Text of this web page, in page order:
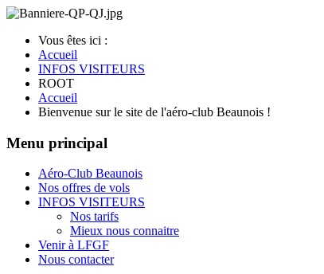
Vous êtes ici :
Accueil
INFOS VISITEURS
ROOT
Accueil
Bienvenue sur le site de l'aéro-club Beaunois !
Menu principal
Aéro-Club Beaunois
Nos offres de vols
INFOS VISITEURS
Nos tarifs
Mieux nous connaitre
Venir à LFGF
Nous contacter